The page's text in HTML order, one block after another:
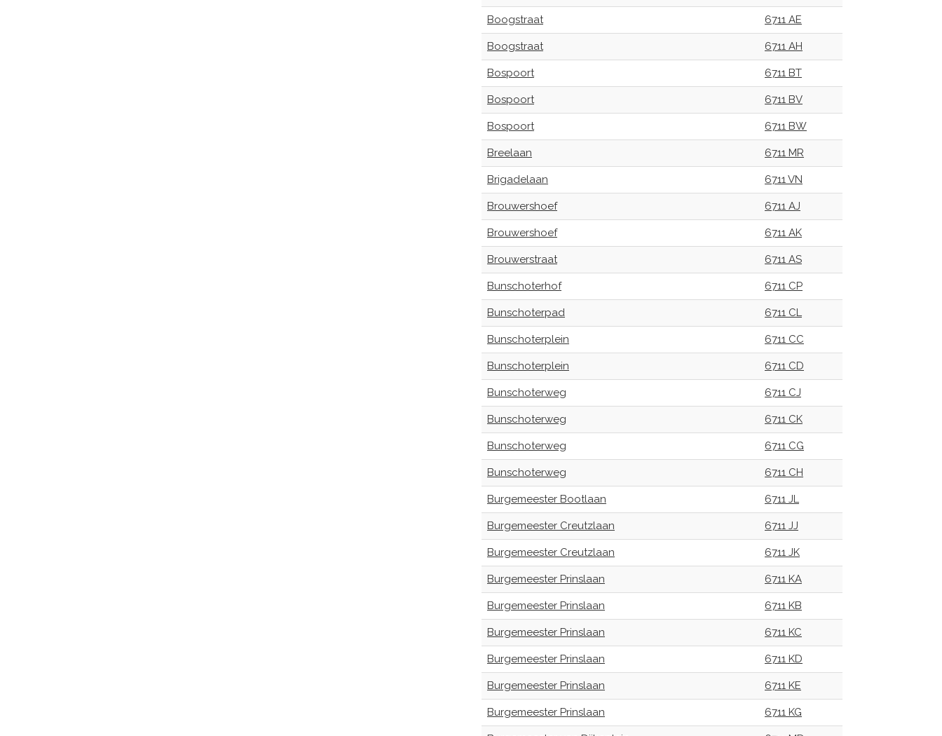
Boogstraat 6711 AE
Boogstraat 6711 AH
Bospoort 6711 BT
Bospoort 6711 BV
Bospoort 6711 BW
Breelaan 6711 MR
Brigadelaan 6711 VN
Brouwershoef 6711 AJ
Brouwershoef 6711 AK
Brouwerstraat 6711 AS
Bunschoterhof 6711 CP
Bunschoterpad 6711 CL
Bunschoterplein 6711 CC
Bunschoterplein 6711 CD
Bunschoterweg 6711 CJ
Bunschoterweg 6711 CK
Bunschoterweg 6711 CG
Bunschoterweg 6711 CH
Burgemeester Bootlaan 6711 JL
Burgemeester Creutzlaan 6711 JJ
Burgemeester Creutzlaan 6711 JK
Burgemeester Prinslaan 6711 KA
Burgemeester Prinslaan 6711 KB
Burgemeester Prinslaan 6711 KC
Burgemeester Prinslaan 6711 KD
Burgemeester Prinslaan 6711 KE
Burgemeester Prinslaan 6711 KG